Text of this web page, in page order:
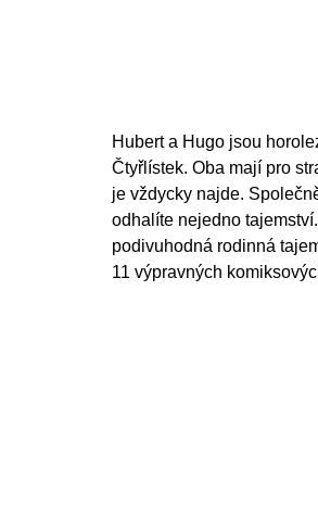
Hubert a Hugo jsou
Čtyřlístek. Oba mají pro
je vždycky najde.
odhalíte nejedno
podivuhodná rodinná
11 výpravných